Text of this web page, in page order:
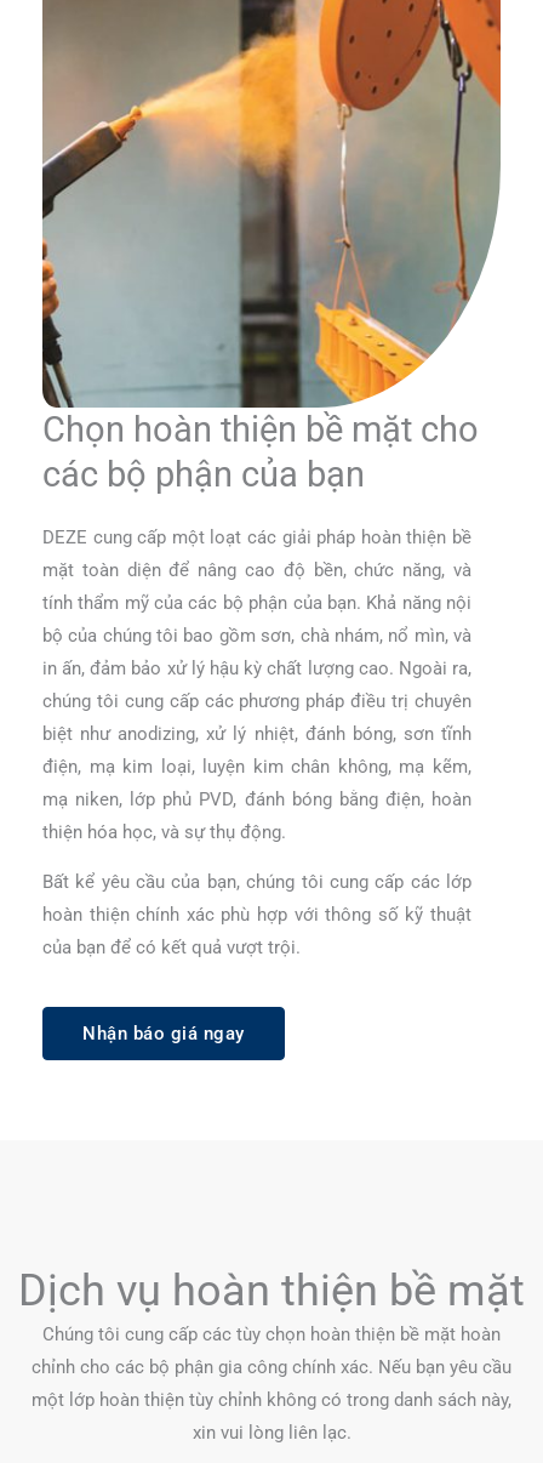
Chọn hoàn thiện bề mặt cho
các bộ phận của bạn
DEZE cung cấp một loạt các giải pháp hoàn thiện bề
mặt toàn diện để nâng cao độ bền, chức năng, và
tính thẩm mỹ của các bộ phận của bạn. Khả năng nội
bộ của chúng tôi bao gồm sơn, chà nhám, nổ mìn, và
in ấn, đảm bảo xử lý hậu kỳ chất lượng cao. Ngoài ra,
chúng tôi cung cấp các phương pháp điều trị chuyên
biệt như anodizing, xử lý nhiệt, đánh bóng, sơn tĩnh
điện, mạ kim loại, luyện kim chân không, mạ kẽm,
mạ niken, lớp phủ PVD, đánh bóng bằng điện, hoàn
thiện hóa học, và sự thụ động.
Bất kể yêu cầu của bạn, chúng tôi cung cấp các lớp
hoàn thiện chính xác phù hợp với thông số kỹ thuật
của bạn để có kết quả vượt trội.
Nhận báo giá ngay
Dịch vụ hoàn thiện bề mặt
Chúng tôi cung cấp các tùy chọn hoàn thiện bề mặt hoàn
chỉnh cho các bộ phận gia công chính xác. Nếu bạn yêu cầu
một lớp hoàn thiện tùy chỉnh không có trong danh sách này,
xin vui lòng liên lạc.